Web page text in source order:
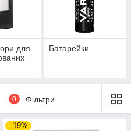
для
Батарейки
0 Фільтри
–19%